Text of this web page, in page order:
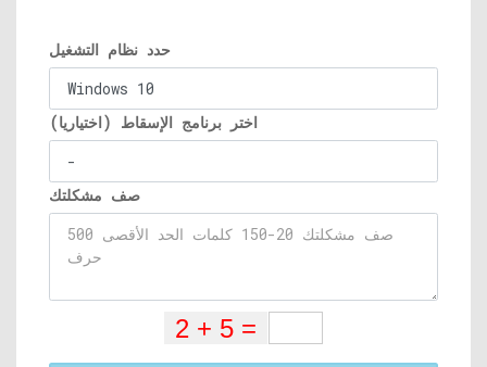
حدد نظام التشغيل
اختر برنامج الإسقاط (اختياريا)
صف مشكلتك